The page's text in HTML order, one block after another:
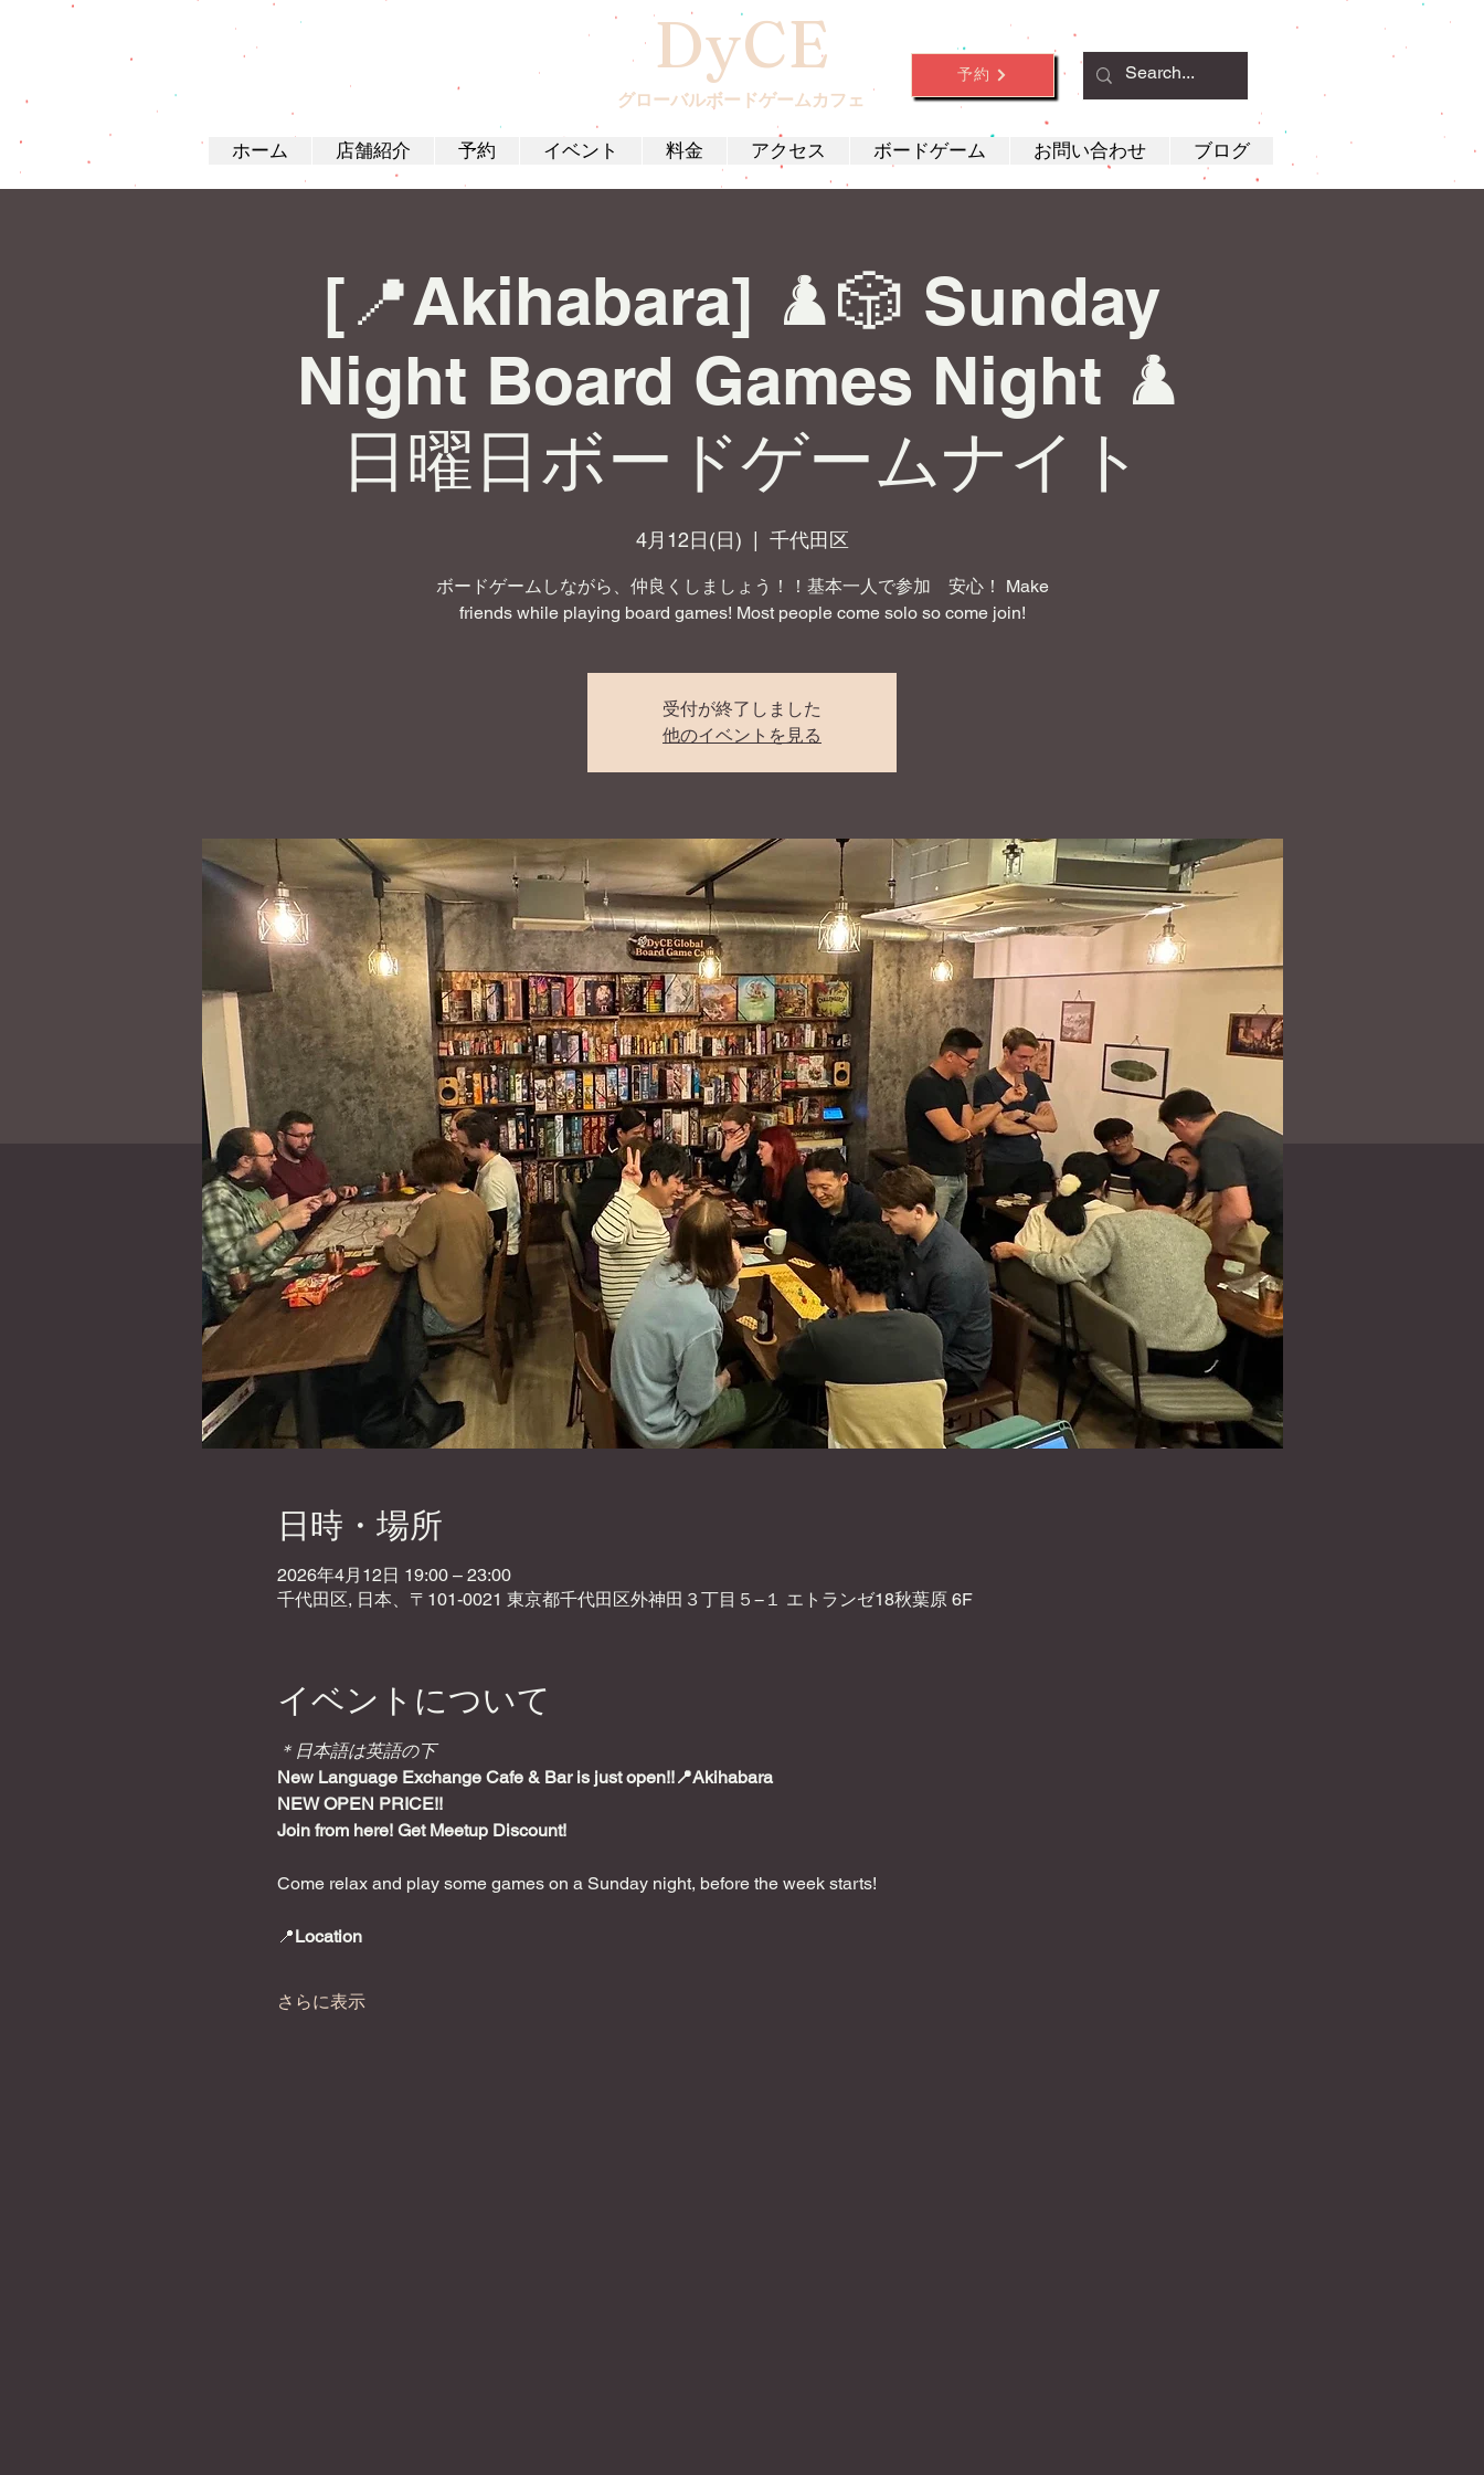
DyCE
グローバルボードゲームカフェ
予約
ホーム 店舗紹介 予約 イベント 料金 アクセス ボードゲーム お問い合わせ ブログ
[📍Akihabara] ♟️🎲 Sunday
Night Board Games Night ♟️
日曜日ボードゲームナイト
4月12日(日) 千代田区
ボードゲームしながら、仲良くしましょう！！基本一人で参加 安心！ Make
friends while playing board games! Most people come solo so come join!
受付が終了しました
他のイベントを見る
日時・場所
2026年4月12日 19:00 – 23:00
千代田区, 日本、〒101-0021 東京都千代田区外神田３丁目５−１ エトランゼ18秋葉原 6F
イベントについて
＊日本語は英語の下
New Language Exchange Cafe & Bar is just open!!📍Akihabara
NEW OPEN PRICE!!
Join from here! Get Meetup Discount!
Come relax and play some games on a Sunday night, before the week starts!
📍Location
さらに表示